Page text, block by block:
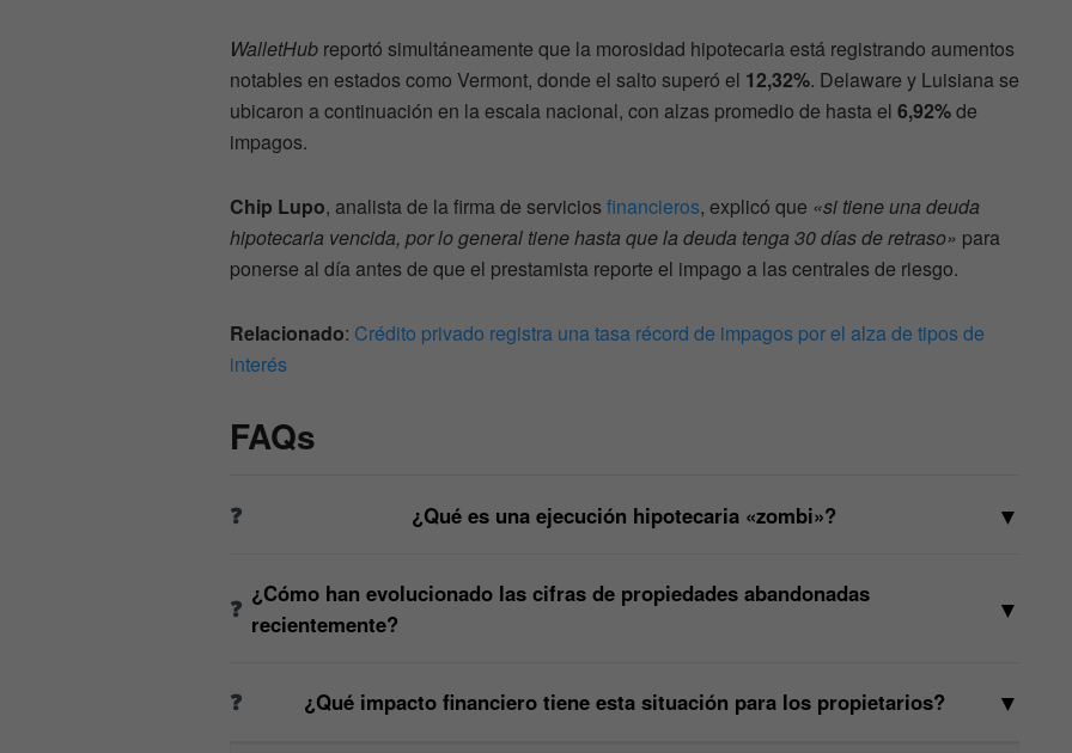
WalletHub reportó simultáneamente que la morosidad hipotecaria está registrando aumentos
notables en estados como Vermont, donde el salto superó el 12,32%. Delaware y Luisiana se
ubicaron a continuación en la escala nacional, con alzas promedio de hasta el 6,92%de
impagos.
Chip Lupo, analista de la firma de serviciosfinancieros, explicó que «si tiene una deuda
hipotecaria vencida, por lo general tiene hasta que la deuda tenga 30 días de retraso» para
ponerse al día antes de que el prestamista reporte el impago a las centrales de riesgo.
Relacionado: Crédito privado registra una tasa récord de impagos por el alza de tipos de
interés
FAQs
¿Qué es una ejecución hipotecaria «zombi»? ▼
¿Cómo han evolucionado las cifras de propiedades abandonadas
recientemente?
▼
¿Qué impacto financiero tiene esta situación para los propietarios? ▼